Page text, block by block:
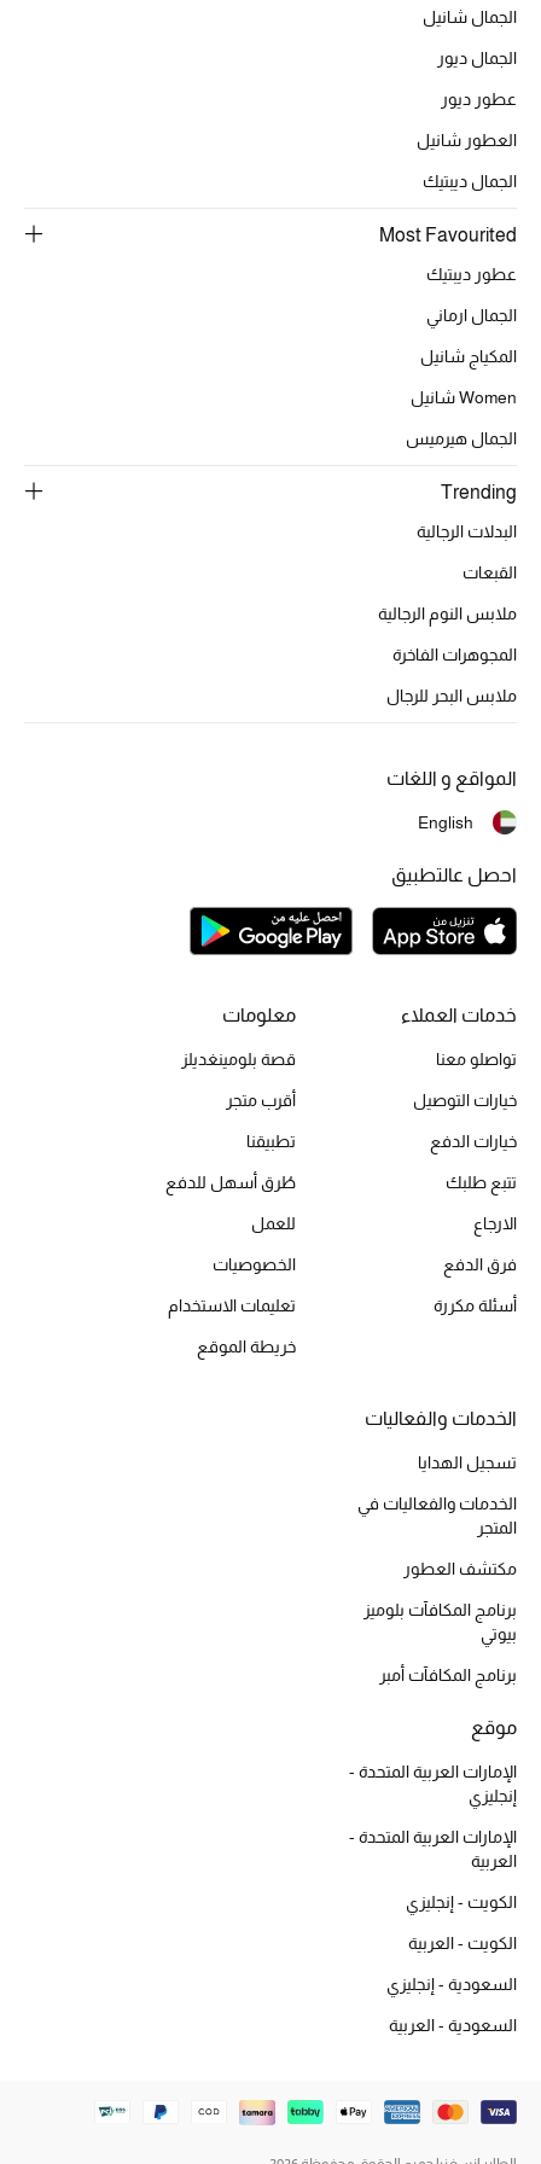
الهدايا
ما وصل حديثاً
تشكيلة مستلزمات الأطفال
مستلزمات الأطفال الرضع
مستلزمات البنات (2 - 14 سنة)
مستلزمات الأولاد (2 - 14 سنة)
أبرز المصممين
العودة إلى المدرسة
ما وصلنا حديثا
أبرز المصممين
غرفة الطعام
الديكورات والإكسسوارات
الأثاث
الحمام
الشموع والعطور المنزلية
مستلزمات المنزل
أبرز المصممين
مجوهرات فاخرة للنساء
إكسسوارات للرجال
الجمال شانيل
الجمال ديور
عطور ديور
العطور شانيل
الجمال ديبتيك
Most Favourited
عطور ديبتيك
الجمال ارماني
المكياج شانيل
Women شانيل
الجمال هيرميس
Trending
البدلات الرجالية
القبعات
ملابس النوم الرجالية
المجوهرات الفاخرة
ملابس البحر للرجال
خدمات العملاء
تواصلو معنا
خيارات التوصيل
خيارات الدفع
تتبع طلبك
الارجاع
فرق الدفع
أسئلة مكررة
معلومات
قصة بلومينغديلز
أقرب متجر
تطبيقنا
طُرق أسهل للدفع
للعمل
الخصوصيات
تعليمات الاستخدام
خريطة الموقع
الخدمات والفعاليات
تسجيل الهدايا
الخدمات والفعاليات في
المتجر
مكتشف العطور
برنامج المكافآت بلوميز
بيوتي
برنامج المكافآت أمبر
موقع
الإمارات العربية المتحدة -
إنجليزي
الإمارات العربية المتحدة -
العربية
الكويت - إنجليزي
الكويت - العربية
السعودية - إنجليزي
السعودية - العربية
المواقع و اللغات
English
احصل عالتطبيق